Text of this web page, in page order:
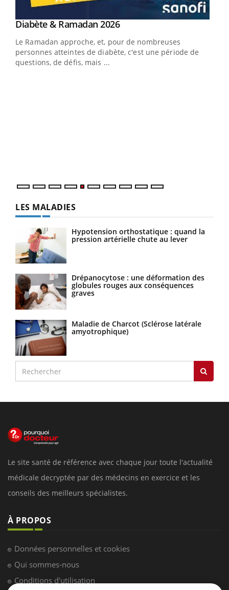
Youtube
Diabète & Ramadan 2026Youtube
Le Ramadan approche, et, pour de nombreuses
personnes atteintes de diabète, c'est une période de
questions, de défis, mais ...
LES MALADIES
Hypotension orthostatique : quand la
pression artérielle chute au lever
Drépanocytose : une déformation des
globules rouges aux conséquences
graves
Maladie de Charcot (Sclérose latérale
amyotrophique)
Le site santé de référence avec chaque jour toute l'actualité
médicale decryptée par des médecins en exercice et les
conseils des meilleurs spécialistes.
À PROPOS
Données personnelles et cookies
Qui sommes-nous
Conditions d'utilisation